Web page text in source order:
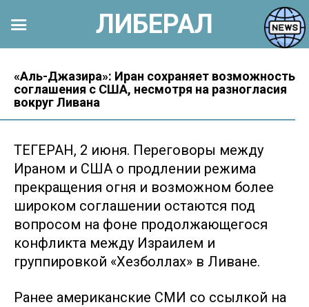
контенту
«Аль-Джазира»: Иран сохраняет возможность
соглашения с США, несмотря на разногласия
вокруг Ливана
ТЕГЕРАН, 2 июня. Переговоры между
Ираном и США о продлении режима
прекращения огня и возможном более
широком соглашении остаются под
вопросом на фоне продолжающегося
конфликта между Израилем и
группировкой «Хезболлах» в Ливане.
Ранее американские СМИ со ссылкой на
ЛИБЕРАЛ